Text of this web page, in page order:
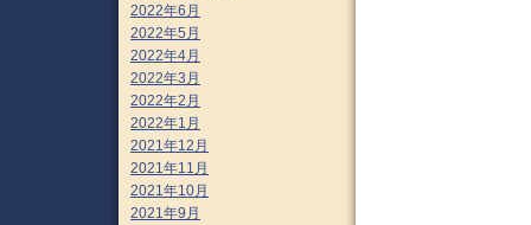
2022年6月
2022年5月
2022年4月
2022年3月
2022年2月
2022年1月
2021年12月
2021年11月
2021年10月
2021年9月